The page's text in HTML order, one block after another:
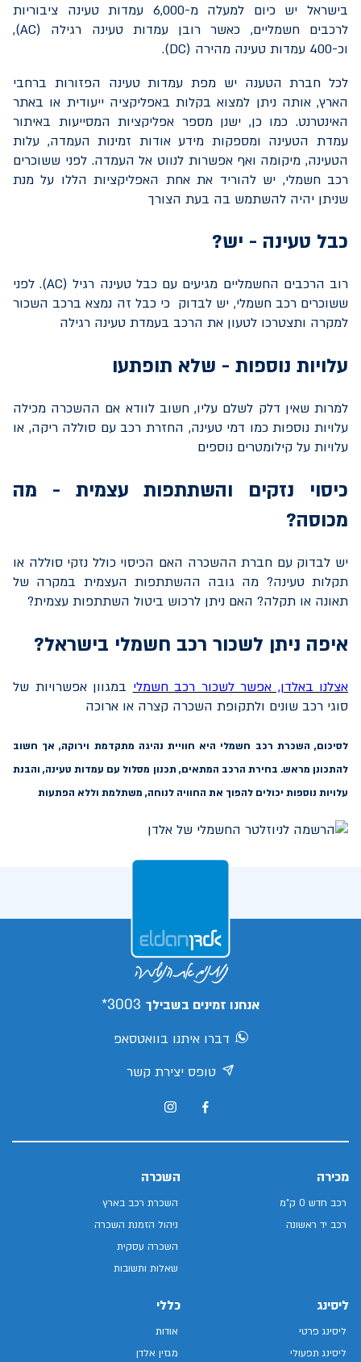
בישראל יש כיום למעלה מ-6,000 עמדות טעינה ציבוריות
לרכבים חשמליים, כאשר רובן עמדות טעינה רגילה (AC
),
וכ-400 עמדות טעינה מהירה (
DC
).
לכל חברת הטענה יש מפת עמדות טעינה הפזורות ברחבי
הארץ, אותה ניתן למצוא בקלות באפליקציה ייעודית או באתר
האינטרנט. כמו כן, ישנן מספר אפליקציות המסייעות באיתור
עמדת הטעינה ומספקות מידע אודות זמינות העמדה, עלות
הטעינה, מיקומה ואף אפשרות לנווט אל העמדה. לפני ששוכרים
רכב חשמלי, יש להוריד את אחת האפליקציות הללו על מנת
שניתן יהיה להשתמש בה בעת הצורך
כבל טעינה - יש?
רוב הרכבים החשמליים מגיעים עם כבל טעינה רגיל (AC). לפני
ששוכרים רכב חשמלי, יש לבדוק כי כבל זה נמצא ברכב השכור
למקרה ותצטרכו לטעון את הרכב בעמדת טעינה רגילה
עלויות נוספות - שלא תופתעו
למרות שאין דלק לשלם עליו, חשוב לוודא אם ההשכרה מכילה
עלויות נוספות כמו דמי טעינה, החזרת רכב עם סוללה ריקה, או
עלויות על קילומטרים נוספים
כיסוי נזקים והשתתפות עצמית - מה
מכוסה?
יש לבדוק עם חברת ההשכרה האם הכיסוי כולל נזקי סוללה או
תקלות טעינה? מה גובה ההשתתפות העצמית במקרה של
תאונה או תקלה? האם ניתן לרכוש ביטול השתתפות עצמית?
איפה ניתן לשכור רכב חשמלי בישראל?
אצלנו באלדן, אפשר לשכור רכב חשמלי במגוון אפשרויות של
סוגי רכב שונים ולתקופת השכרה קצרה או ארוכה
לסיכום, השכרת רכב חשמלי היא חוויית נהיגה מתקדמת וירוקה, אך חשוב
להתכונן מראש. בחירת הרכב המתאים, תכנון מסלול עם עמדות טעינה, והבנת
עלויות נוספות יכולים להפוך את החוויה לנוחה, משתלמת וללא הפתעות
אנחנו זמינים בשבילך 3003*
דברו איתנו בוואטסאפ
טופס יצירת קשר
מכירה
רכב חדש 0 ק"מ
רכב יד ראשונה
השכרה
השכרת רכב בארץ
ניהול הזמנת השכרה
השכרה עסקית
שאלות ותשובות
ליסינג
ליסינג פרטי
ליסינג תפעולי
כללי
אודות
מגזין אלדן